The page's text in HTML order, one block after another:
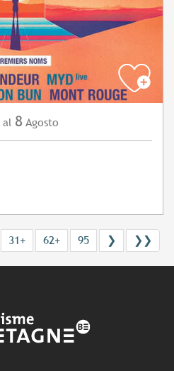
al 8 Agosto
31+ 62+ 95 ❯ ❯❯